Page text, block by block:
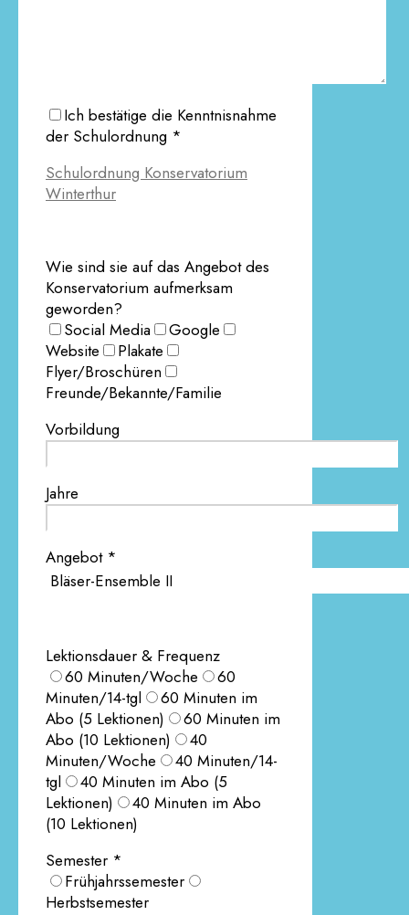
Ich bestätige die Kenntnisnahme
der Schulordnung *
Schulordnung Konservatorium
Winterthur
Wie sind sie auf das Angebot des
Konservatorium aufmerksam
geworden?
Social Media
Google
Website
Plakate
Flyer/Broschüren
Freunde/Bekannte/Familie
Vorbildung
Jahre
Angebot *
Lektionsdauer & Frequenz
60 Minuten/Woche
60
Minuten/14-tgl
60 Minuten im
Abo (5 Lektionen)
60 Minuten im
Abo (10 Lektionen)
40
Minuten/Woche
40 Minuten/14-
tgl
40 Minuten im Abo (5
Lektionen)
40 Minuten im Abo
(10 Lektionen)
Semester *
Frühjahrssemester
Herbstsemester